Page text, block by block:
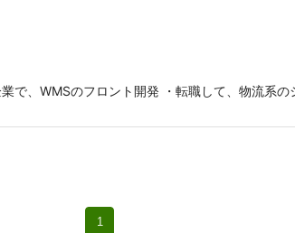
で、WMSのフロント開発 ・転職して、物流系
1